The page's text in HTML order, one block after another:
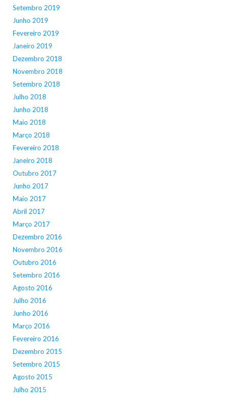
Setembro 2019
Junho 2019
Fevereiro 2019
Janeiro 2019
Dezembro 2018
Novembro 2018
Setembro 2018
Julho 2018
Junho 2018
Maio 2018
Março 2018
Fevereiro 2018
Janeiro 2018
Outubro 2017
Junho 2017
Maio 2017
Abril 2017
Março 2017
Dezembro 2016
Novembro 2016
Outubro 2016
Setembro 2016
Agosto 2016
Julho 2016
Junho 2016
Março 2016
Fevereiro 2016
Dezembro 2015
Setembro 2015
Agosto 2015
Julho 2015